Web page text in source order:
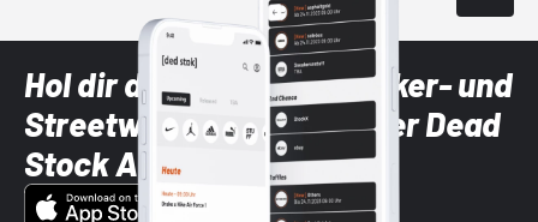
Hol dir die neuesten Sneaker- und
Streetwear-Brands mit der Dead
Stock App